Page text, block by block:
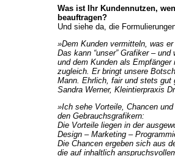
Was ist Ihr Kundennutzen,
beauftragen?
Und siehe da, die
»Dem Kunden vermitteln, was
Das kann “unser” Grafiker –
und dem Kunden als
zugleich. Er bringt unsere
Mann. Ehrlich, fair und stets gut
Sandra Werner, Kleintierpraxis
»Ich sehe Vorteile, Chancen
den Gebrauchsgrafikern:
Die Vorteile liegen in der
Design – Marketing –
Die Chancen ergeben sich aus
die auf inhaltlich